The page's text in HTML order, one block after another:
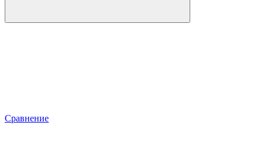
Сравнение